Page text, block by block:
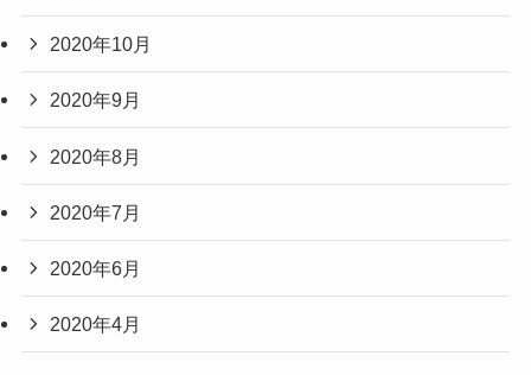
2020年10月
2020年9月
2020年8月
2020年7月
2020年6月
2020年4月